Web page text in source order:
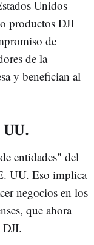
Unidos
productos DJI
de
de la
y benefician al
entidades" del
UU. Eso implica
negocios en los
que ahora